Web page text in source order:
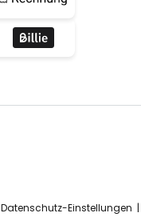
Datenschutz-Einstellungen